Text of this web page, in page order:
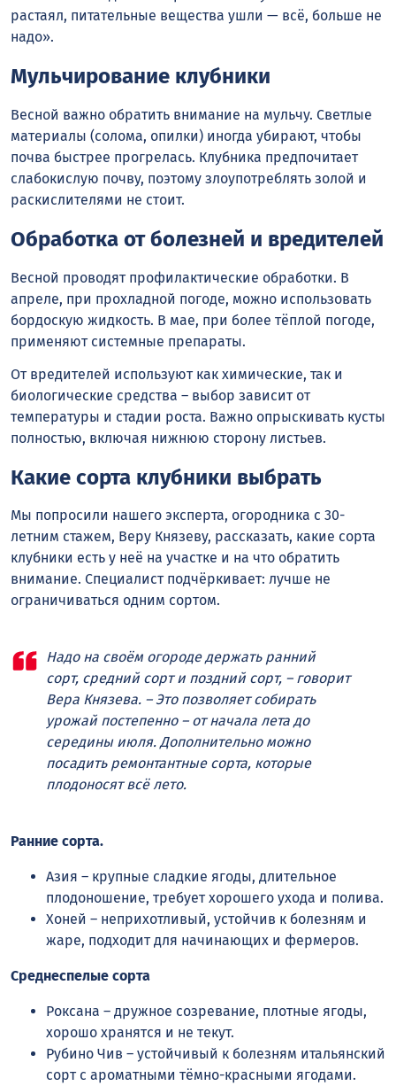
растаял, питательные вещества ушли — всё, больше не
надо».
Мульчирование клубники
Весной важно обратить внимание на мульчу. Светлые
материалы (солома, опилки) иногда убирают, чтобы
почва быстрее прогрелась. Клубника предпочитает
слабокислую почву, поэтому злоупотреблять золой и
раскислителями не стоит.
Обработка от болезней и вредителей
Весной проводят профилактические обработки. В
апреле, при прохладной погоде, можно использовать
бордоскую жидкость. В мае, при более тёплой погоде,
применяют системные препараты.
От вредителей используют как химические, так и
биологические средства – выбор зависит от
температуры и стадии роста. Важно опрыскивать кусты
полностью, включая нижнюю сторону листьев.
Какие сорта клубники выбрать
Мы попросили нашего эксперта, огородника с 30-
летним стажем, Веру Князеву, рассказать, какие сорта
клубники есть у неё на участке и на что обратить
внимание. Специалист подчёркивает: лучше не
ограничиваться одним сортом.
Надо на своём огороде держать ранний
сорт, средний сорт и поздний сорт, – говорит
Вера Князева. – Это позволяет собирать
урожай постепенно – от начала лета до
середины июля. Дополнительно можно
посадить ремонтантные сорта, которые
плодоносят всё лето.
Ранние сорта.
Азия – крупные сладкие ягоды, длительное
плодоношение, требует хорошего ухода и полива.
Хоней – неприхотливый, устойчив к болезням и
жаре, подходит для начинающих и фермеров.
Среднеспелые сорта
Роксана – дружное созревание, плотные ягоды,
хорошо хранятся и не текут.
Рубино Чив – устойчивый к болезням итальянский
сорт с ароматными тёмно-красными ягодами.